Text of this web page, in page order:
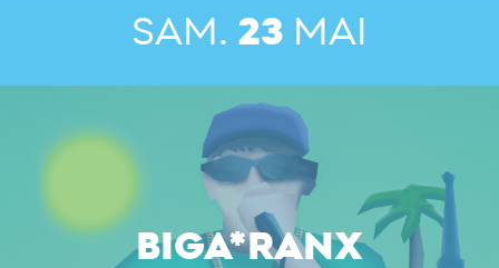
SAM. 23 MAI
BIGA*RANX